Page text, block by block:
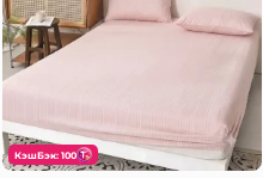
КэшБэк: 100